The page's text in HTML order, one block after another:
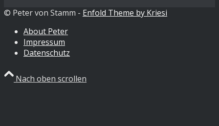
© Peter von Stamm - Enfold Theme by Kriesi
About Peter
Impressum
Datenschutz
Nach oben scrollen